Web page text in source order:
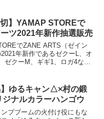
）を使用したフラットポーチ
年12月5日発売です。詳細をレ
す。
切】YAMAP STOREで
ツ2021年新作抽選販売
でZANE ARTS（ゼイン
年新作であるゼクーL、オ
ゼクーM、ギギ1、ロガ4など
います。詳細をレビューしま
】ゆるキャン△×村の鍛
ジナルカラーハンゴウ
プブームの火付け役にもな